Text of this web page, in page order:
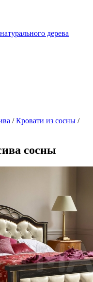
дерева
/Кровати из сосны /
сосны